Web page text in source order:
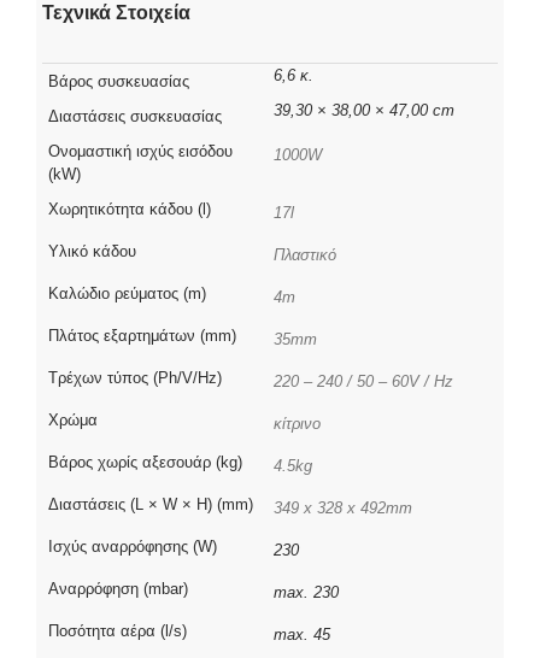
Τεχνικά Στοιχεία
Βάρος συσκευασίας 6,6 κ.
Διαστάσεις συσκευασίας 39,30 × 38,00 × 47,00 cm
Ονομαστική ισχύς εισόδου
(kW)
1000W
Χωρητικότητα κάδου (l) 17l
Υλικό κάδου Πλαστικό
Καλώδιο ρεύματος (m) 4m
Πλάτος εξαρτημάτων (mm) 35mm
Τρέχων τύπος (Ph/V/Hz) 220 – 240 / 50 – 60V / Hz
Χρώμα κίτρινο
Βάρος χωρίς αξεσουάρ (kg) 4.5kg
Διαστάσεις (L × W × H) (mm) 349 x 328 x 492mm
Ισχύς αναρρόφησης (W) 230
Αναρρόφηση (mbar) max. 230
Ποσότητα αέρα (l/s) max. 45